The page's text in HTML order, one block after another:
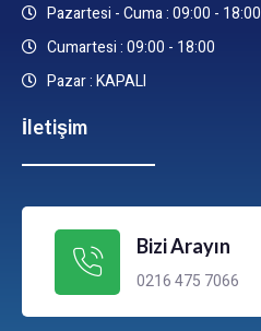
Pazartesi - Cuma : 09:00 - 18:00
Cumartesi : 09:00 - 18:00
Pazar : KAPALI
İletişim
Bizi Arayın
0216 475 7066